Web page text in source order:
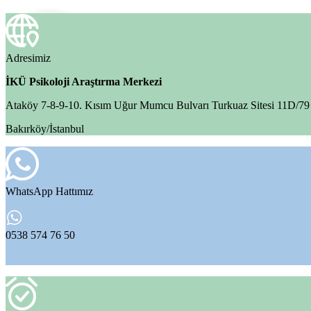
Randevu Al
Adresimiz
İKÜ Psikoloji Araştırma Merkezi
Ataköy 7-8-9-10. Kısım Uğur Mumcu Bulvarı Turkuaz Sitesi 11D/
Bakırköy/İstanbul
WhatsApp Hattımız
0538 574 76 50